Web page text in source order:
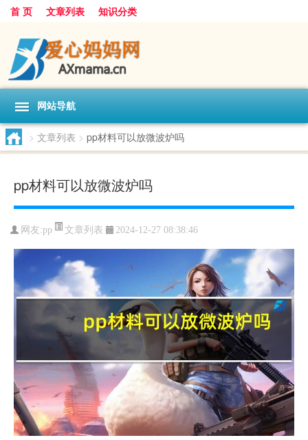
首 页 文章列表 知识分类
网站导航
> 文章列表 > pp材料可以放微波炉吗
pp材料可以放微波炉吗
网友:pp 文章列表 2024-12-27 08:38:46